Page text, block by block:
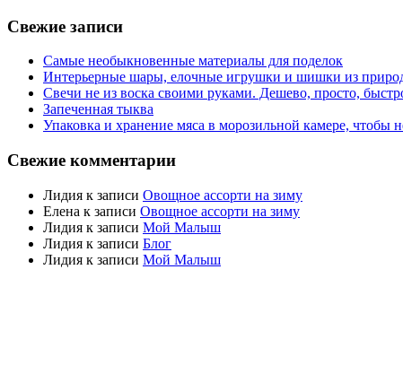
Свежие записи
Самые необыкновенные материалы для поделок
Интерьерные шары, елочные игрушки и шишки из
Свечи не из воска своими руками. Дешево, просто,
Запеченная тыква
Упаковка и хранение мяса в морозильной камере, чтобы
Свежие комментарии
Лидия к записи Овощное ассорти на зиму
Елена к записи Овощное ассорти на зиму
Лидия к записи Мой Малыш
Лидия к записи Блог
Лидия к записи Мой Малыш